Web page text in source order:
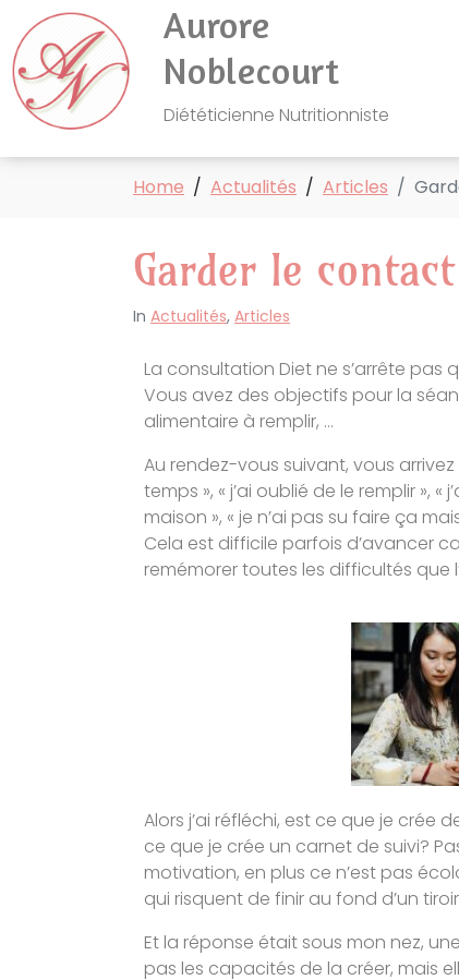
Aurore
Noblecourt
Diététicienne Nutritionniste
Home Actualités Articles
Garder le
In Actualités, Articles
La consultation Diet ne s’arrête pas
Vous avez des objectifs pour la
alimentaire à remplir, …
Au rendez-vous suivant, vous arrivez
temps », « j’ai oublié de le remplir », «
maison », « je n’ai pas su faire ça
Cela est difficile parfois d’avancer
remémorer toutes les difficultés que
Alors j’ai réfléchi, est ce que je crée
ce que je crée un carnet de suivi?
motivation, en plus ce n’est pas
qui risquent de finir au fond d’un
Et la réponse était sous mon nez,
pas les capacités de la créer, mais